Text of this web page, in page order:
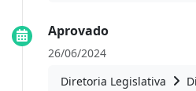
Aprovado
26/06/2024
Diretoria Legislativa